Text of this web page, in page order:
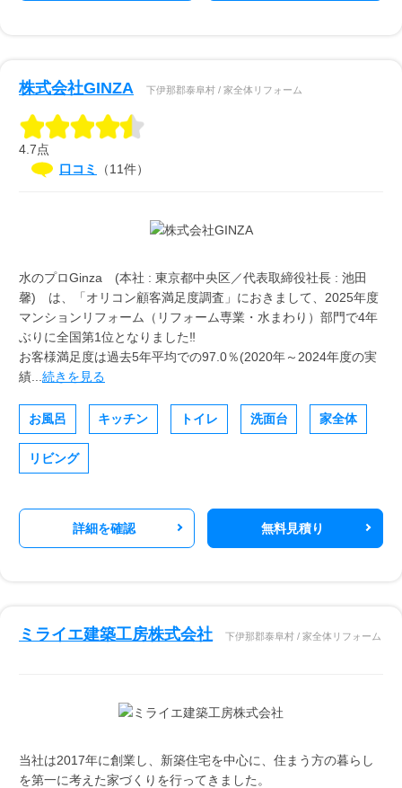
株式会社GINZA 下伊那郡泰阜村 / 家全体リフォーム
4.7点
口コミ
（11件）
水のプロGinza (本社 : 東京都中央区／代表取締役社長 : 池田
馨) は、「オリコン顧客満足度調査」におきまして、2025年度
マンションリフォーム（リフォーム専業・水まわり）部門で4年
ぶりに全国第1位となりました‼
お客様満足度は過去5年平均での97.0％(2020年～2024年度の実
績... 続きを見る
お風呂 キッチン トイレ 洗面台 家全体
リビング
詳細を確認 無料見積り
ミライエ建築工房株式会社 下伊那郡泰阜村 / 家全体リフォーム
当社は2017年に創業し、新築住宅を中心に、住まう方の暮らし
を第一に考えた家づくりを行ってきました。